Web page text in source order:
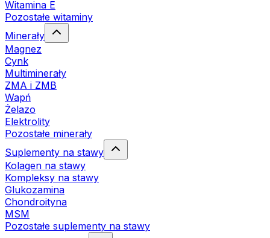
Witamina E
Pozostałe witaminy
Minerały
Magnez
Cynk
Multiminerały
ZMA i ZMB
Wapń
Żelazo
Elektrolity
Pozostałe minerały
Suplementy na stawy
Kolagen na stawy
Kompleksy na stawy
Glukozamina
Chondroityna
MSM
Pozostałe suplementy na stawy